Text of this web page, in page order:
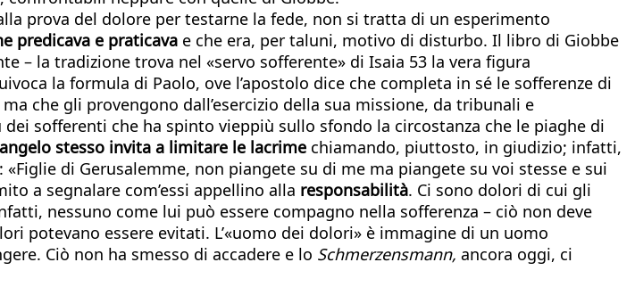
prova del dolore per testarne la fede, non si tratta di un esperimento
predicava e praticava e che era, per taluni, motivo di disturbo. Il libro di Giobbe
– la tradizione trova nel «servo sofferente» di Isaia 53 la vera figura
la formula di Paolo, ove l’apostolo dice che completa in sé le sofferenze di
che gli provengono dall’esercizio della sua missione, da tribunali e
sofferenti che ha spinto vieppiù sullo sfondo la circostanza che le piaghe di
stesso invita a limitare le lacrime chiamando, piuttosto, in giudizio; infatti,
di Gerusalemme, non piangete su di me ma piangete su voi stesse e sui
a segnalare com’essi appellino alla responsabilità. Ci sono dolori di cui gli
nessuno come lui può essere compagno nella sofferenza – ciò non deve
potevano essere evitati. L’«uomo dei dolori» è immagine di un uomo
Ciò non ha smesso di accadere e lo Schmerzensmann, ancora oggi, ci